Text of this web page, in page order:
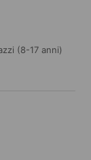
(8-17 anni)